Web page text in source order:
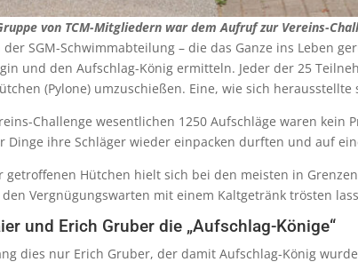
von TCM-Mitgliedern war dem Aufruf zur Vereins-
der SGM-Schwimmabteilung – die das Ganze ins Leben
und den Aufschlag-König ermitteln. Jeder der 25
(Pylone) umzuschießen. Eine, wie sich herausstellte
Challenge wesentlichen 1250 Aufschläge waren
Dinge ihre Schläger wieder einpacken durften und auf
getroffenen Hütchen hielt sich bei den meisten in
Vergnügungswarten mit einem Kaltgetränk trösten
und Erich Gruber die „Aufschlag-Könige“
dies nur Erich Gruber, der damit Aufschlag-König